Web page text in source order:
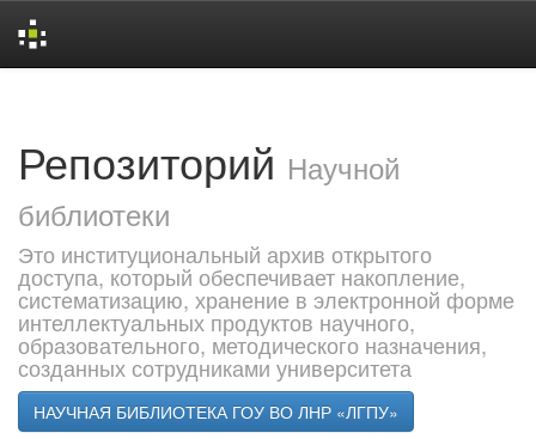
Репозиторий Научной
библиотеки
Это институциональный архив открытого
доступа, который обеспечивает накопление,
систематизацию, хранение в электронной форме
интеллектуальных продуктов научного,
образовательного, методического назначения,
созданных сотрудниками университета
НАУЧНАЯ БИБЛИОТЕКА ГОУ ВО ЛНР «ЛГПУ»